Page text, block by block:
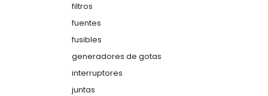
filtros
fuentes
fusibles
generadores de gotas
interruptores
juntas